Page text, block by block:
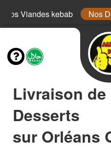
Nos Viandes kebab Nos
Livraison de
Desserts
sur Orléans